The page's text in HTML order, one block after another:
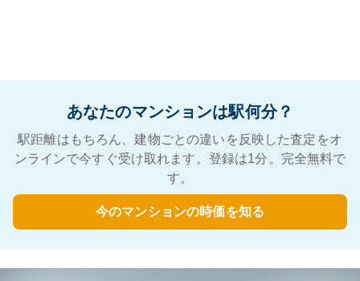
あなたのマンションは駅何分？
駅距離はもちろん、建物ごとの違いを反映した査定をオ
ンラインで今すぐ受け取れます。登録は1分。完全無料で
す。
今のマンションの時価を知る